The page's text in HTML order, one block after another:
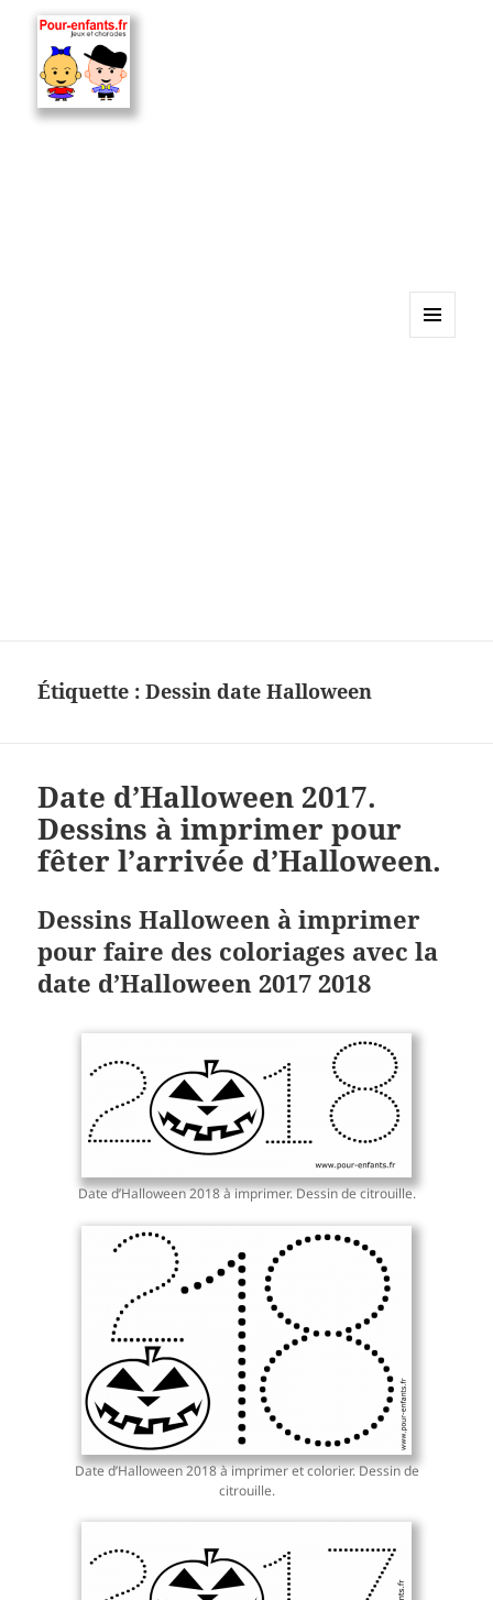
devinettes, pour enfants.
Étiquette :Dessin date Halloween
Date d’Halloween 2017.
Dessins à imprimer pour
fêter l’arrivée d’Halloween.
Dessins Halloween à imprimer
pour faire des coloriages avec la
date d’Halloween 2017 2018
Date d’Halloween 2018 à imprimer. Dessin de citrouille.
Date d’Halloween 2018 à imprimer et colorier. Dessin de
citrouille.